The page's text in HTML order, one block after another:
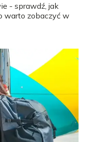
- sprawdź, jak
warto zobaczyć w